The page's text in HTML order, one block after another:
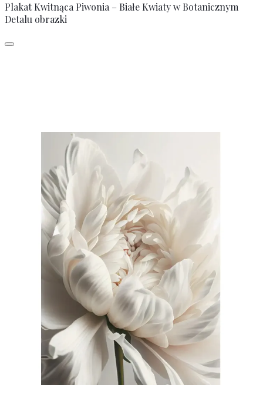
Plakat Kwitnąca Piwonia – Białe Kwiaty w Botanicznym
Detalu obrazki